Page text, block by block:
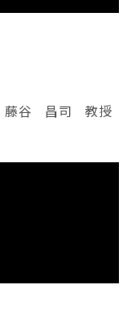
藤谷 昌司 教授